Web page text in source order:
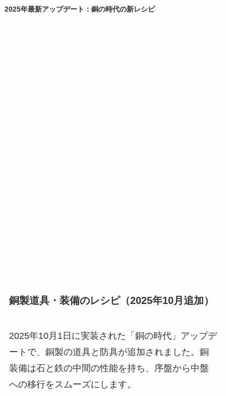
2025年最新アップデート：銅の時代の新レシピ
銅製道具・装備のレシピ（2025年10月追加）
2025年10月1日に実装された「銅の時代」アップデ
ートで、銅製の道具と防具が追加されました。銅
装備は石と鉄の中間の性能を持ち、序盤から中盤
への移行をスムーズにします。